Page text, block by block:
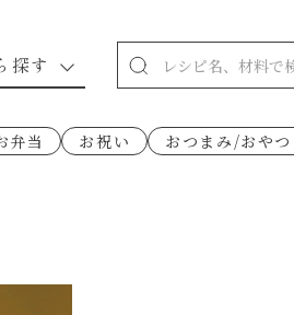
のレシピ 果実のレシピ
なんでも南蛮
朝シャン（パン派）
シャンタン鍋
探す
あえるハコネーゼ高菜
あえるハコネーゼナポリタン
あえるハコネーゼたらこクリーム
ハコネーゼ クリーミーボロネーゼ
弁当 お祝い おつまみ/おやつ